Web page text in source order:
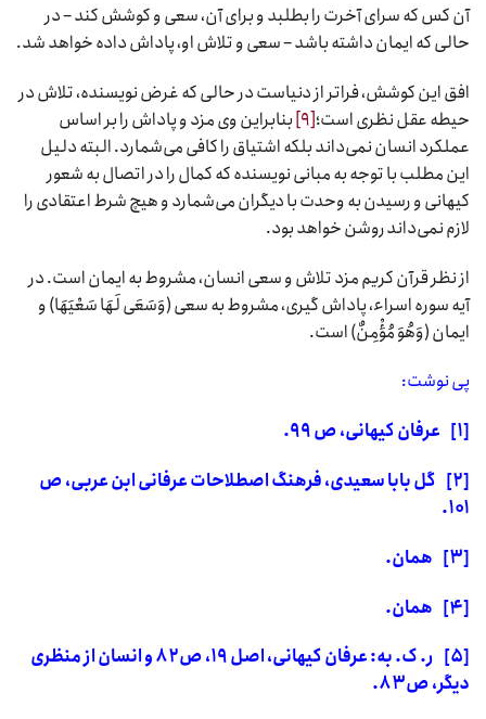
آن کس که سرای آخرت را بطلبد و برای آن، سعی و کوشش کند – در
حالی که ایمان داشته باشد – سعی و تلاش او، پاداش داده خواهد شد.
افق این کوشش، فراتر از دنیاست در حالی که غرض نویسنده، تلاش در
حیطه عقل نظری است؛[۹]
بنابراین وی مزد و پاداش را بر اساس
عملکرد انسان نمی‌داند بلکه اشتیاق را کافی می‌شمارد. البته دلیل
این مطلب با توجه به مبانی نویسنده که کمال را در اتصال به شعور
کیهانی و رسیدن به وحدت با دیگران می‌شمارد و هیچ شرط اعتقادی را
لازم نمی‌داند روشن خواهد بود.
از نظر قرآن کریم مزد تلاش و سعی انسان، مشروط به ایمان است. در
آیه سوره اسراء، پاداش گیری، مشروط به سعی (وَسَعَى لَهَا سَعْیَهَا) و
ایمان (وَهُوَ مُؤْمِنٌ) است.
پی نوشت:
[۱]
عرفان کیهانی، ص۹۹.
[۲]
گل بابا سعیدی، فرهنگ اصطلاحات عرفانی ابن عربی، ص
۱۰۱.
[۳]
همان.
[۴]
همان.
[۵]
ر. ک. به: عرفان کیهانی، اصل۱۹، ص۸۲و انسان از منظری
دیگر، ص۸۳.